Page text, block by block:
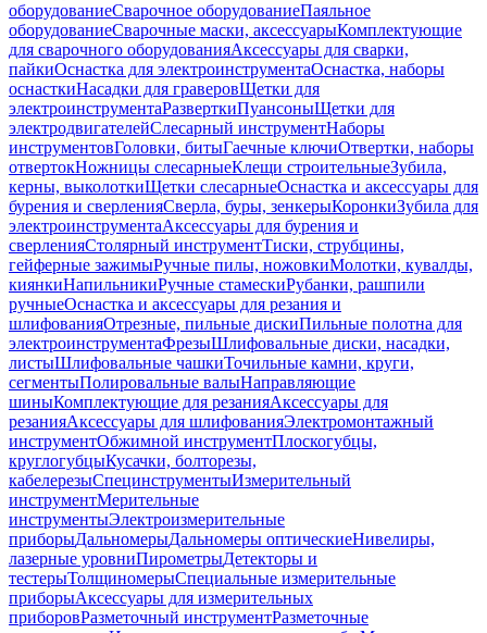
оборудованиеСварочное оборудованиеПаяльное
оборудованиеСварочные маски, аксессуарыКомплектующие
для сварочного оборудованияАксессуары для сварки,
пайкиОснастка для электроинструментаОснастка, наборы
оснасткиНасадки для граверовЩетки для
электроинструментаРазверткиПуансоныЩетки для
электродвигателейСлесарный инструментНаборы
инструментовГоловки, битыГаечные ключиОтвертки, наборы
отвертокНожницы слесарныеКлещи строительныеЗубила,
керны, выколоткиЩетки слесарныеОснастка и аксессуары для
бурения и сверленияСверла, буры, зенкерыКоронкиЗубила для
электроинструментаАксессуары для бурения и
сверленияСтолярный инструментТиски, струбцины,
гейферные зажимыРучные пилы, ножовкиМолотки, кувалды,
киянкиНапильникиРучные стамескиРубанки, рашпили
ручныеОснастка и аксессуары для резания и
шлифованияОтрезные, пильные дискиПильные полотна для
электроинструментаФрезыШлифовальные диски, насадки,
листыШлифовальные чашкиТочильные камни, круги,
сегментыПолировальные валыНаправляющие
шиныКомплектующие для резанияАксессуары для
резанияАксессуары для шлифованияЭлектромонтажный
инструментОбжимной инструментПлоскогубцы,
круглогубцыКусачки, болторезы,
кабелерезыСпецинструментыИзмерительный
инструментМерительные
инструментыЭлектроизмерительные
приборыДальномерыДальномеры оптическиеНивелиры,
лазерные уровниПирометрыДетекторы и
тестерыТолщиномерыСпециальные измерительные
приборыАксессуары для измерительных
приборовРазметочный инструментРазметочные